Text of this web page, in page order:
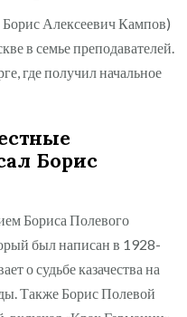
Алексеевич Кампов)
в семье преподавателей.
где получил начальное
Борис
Бориса Полевого
был написан в 1928-
о судьбе казачества на
Также Борис Полевой